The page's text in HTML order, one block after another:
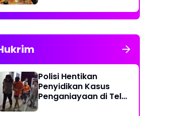
Liga Marisa Jadi
Sekretaris
Polisi Hentikan
Penyidikan Kasus
Penganiayaan di Teluk